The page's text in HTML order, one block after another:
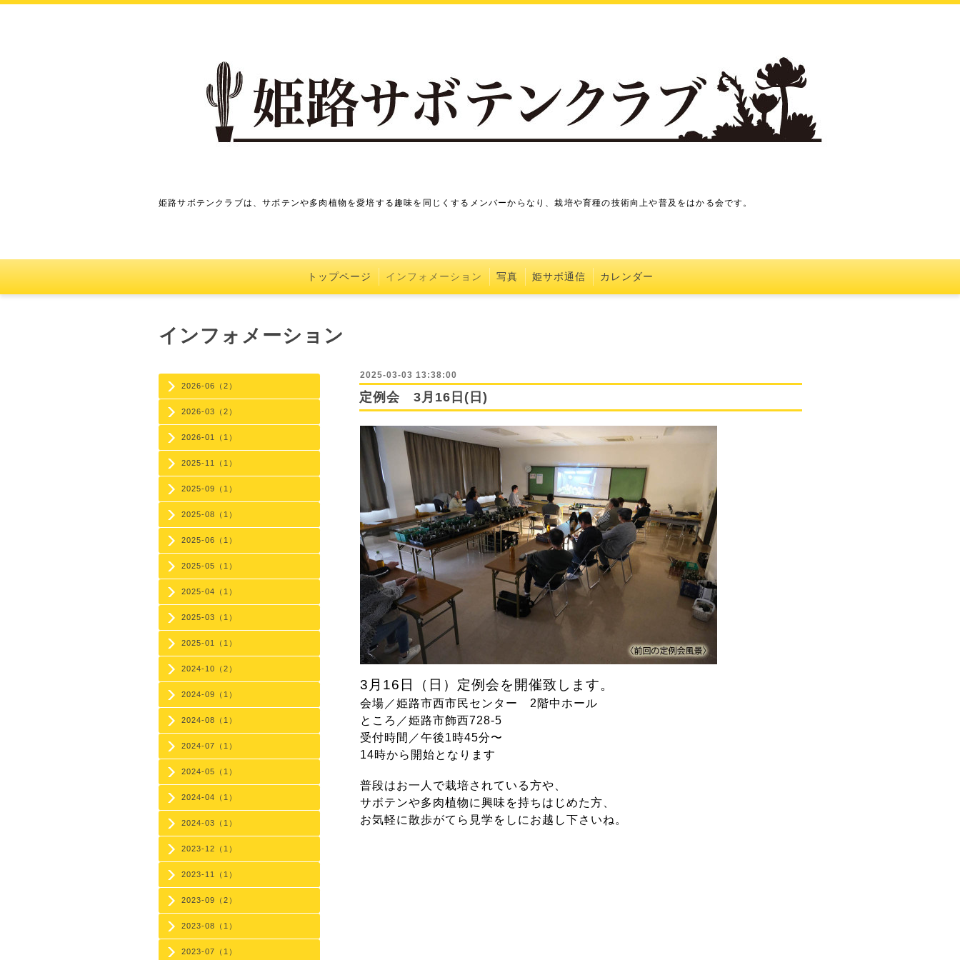
姫路サボテンクラブは、サボテンや多肉植物を愛培する趣味を同じくするメンバーからなり、栽培や育種の技術向上や普及をはかる会です。
トップページ インフォメーション 写真 姫サボ通信 カレンダー
2026-06（2）
2026-03（2）
2026-01（1）
2025-11（1）
2025-09（1）
2025-08（1）
2025-06（1）
2025-05（1）
2025-04（1）
2025-03（1）
2025-01（1）
2024-10（2）
2024-09（1）
2024-08（1）
2024-07（1）
2024-05（1）
2024-04（1）
2024-03（1）
2023-12（1）
2023-11（1）
2023-09（2）
2023-08（1）
2023-07（1）
インフォメーション
2025-03-03 13:38:00
定例会 3月16日(日)
3月16日（日）定例会を開催致します。
会場／姫路市西市民センター 2階中ホール
ところ／姫路市飾西728-5
受付時間／午後1時45分〜
14時から開始となります
普段はお一人で栽培されている方や、
サボテンや多肉植物に興味を持ちはじめた方、
お気軽に散歩がてら見学をしにお越し下さいね。